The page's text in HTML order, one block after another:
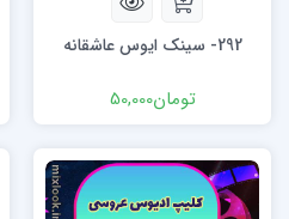
292- سینک ایوس عاشقانه
تومان50,000